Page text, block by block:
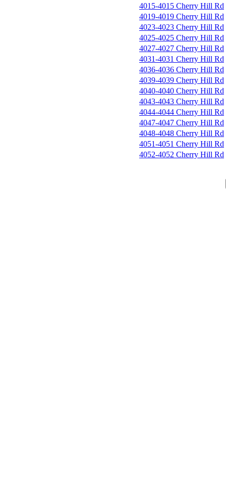
4015-4015 Cherry Hill Rd
4019-4019 Cherry Hill Rd
4023-4023 Cherry Hill Rd
4025-4025 Cherry Hill Rd
4027-4027 Cherry Hill Rd
4031-4031 Cherry Hill Rd
4036-4036 Cherry Hill Rd
4039-4039 Cherry Hill Rd
4040-4040 Cherry Hill Rd
4043-4043 Cherry Hill Rd
4044-4044 Cherry Hill Rd
4047-4047 Cherry Hill Rd
4048-4048 Cherry Hill Rd
4051-4051 Cherry Hill Rd
4052-4052 Cherry Hill Rd